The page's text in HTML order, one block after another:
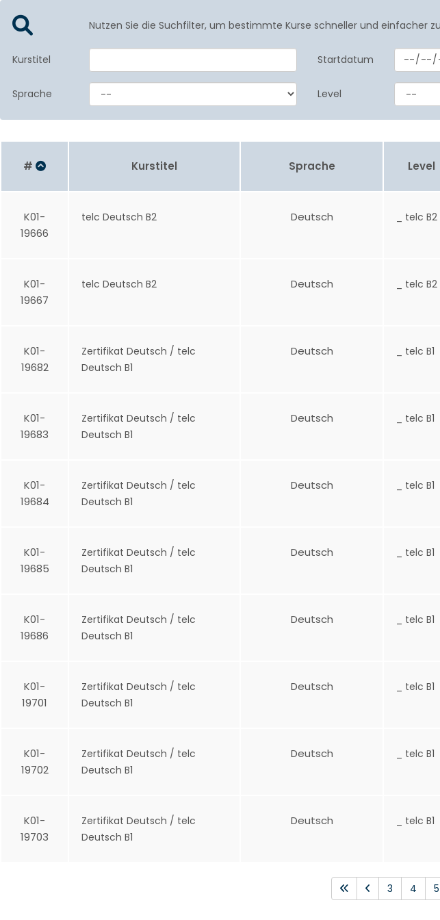
Nutzen Sie die Suchfilter, um bestimmte Kurse schneller und einfacher
Kurstitel Startdatum
Sprache Level
# Kurstitel Sprache Level
K01-
19666
telc Deutsch B2 Deutsch _ telc B2
K01-
19667
telc Deutsch B2 Deutsch _ telc B2
K01-
19682
Zertifikat Deutsch / telc
Deutsch B1
Deutsch _ telc B1
K01-
19683
Zertifikat Deutsch / telc
Deutsch B1
Deutsch _ telc B1
K01-
19684
Zertifikat Deutsch / telc
Deutsch B1
Deutsch _ telc B1
K01-
19685
Zertifikat Deutsch / telc
Deutsch B1
Deutsch _ telc B1
K01-
19686
Zertifikat Deutsch / telc
Deutsch B1
Deutsch _ telc B1
K01-
19701
Zertifikat Deutsch / telc
Deutsch B1
Deutsch _ telc B1
K01-
19702
Zertifikat Deutsch / telc
Deutsch B1
Deutsch _ telc B1
K01-
19703
Zertifikat Deutsch / telc
Deutsch B1
Deutsch _ telc B1
3 4 5